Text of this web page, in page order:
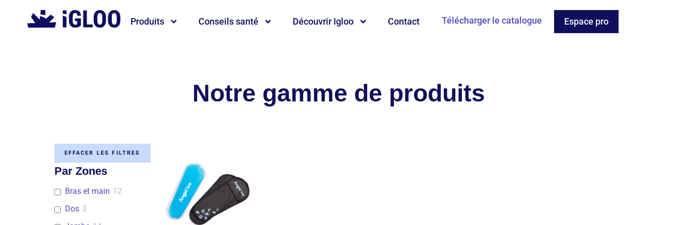
Produits Conseils santé Découvrir Igloo Contact Télécharger le catalogue Espace pro
Notre gamme de produits
EFFACER LES FILTRES
Par Zones
Bras et main 12
Dos 3